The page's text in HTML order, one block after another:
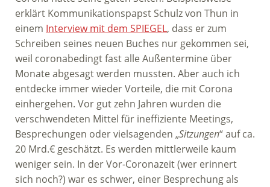
erklärt Kommunikationspapst Schulz von Thun in
einem Interview mit dem SPIEGEL, dass er zum
Schreiben seines neuen Buches nur gekommen sei,
weil coronabedingt fast alle Außentermine über
Monate abgesagt werden mussten. Aber auch ich
entdecke immer wieder Vorteile, die mit Corona
einhergehen. Vor gut zehn Jahren wurden die
verschwendeten Mittel für ineffiziente Meetings,
Besprechungen oder vielsagenden „Sitzungen“ auf ca.
20 Mrd.€ geschätzt. Es werden mittlerweile kaum
weniger sein. In der Vor-Coronazeit (wer erinnert
sich noch?) war es schwer, einer Besprechung als